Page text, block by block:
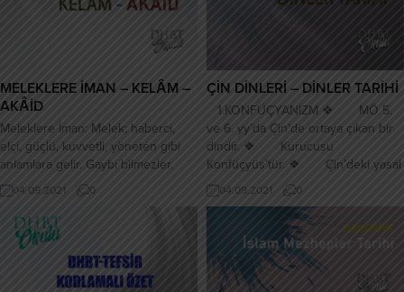
MELEKLERE İMAN – KELÂM –
AKÂİD
Meleklere İman: Melek; haberci,
elçi, güçlü, kuvvetli, yöneten gibi
anlamlara gelir. Gaybı bilmezler.
Mahiyeti bilinmeyen kanatları vardır.
Meleklerin Görevleri Cebrâil (as):
İbranice Gabriel, Cebr, Allah’ın kulu,
Allah’ın gücü Kitab-ı Mukaddes’te
ismi geçer. Dinimizde Ruhu’l-Kuds,
Ruhu’l-Emin, Cibril, Ruh ve Rasül
04.09.2021 0
ÇİN DİNLERİ – DİNLER TARİHİ
1.KONFÜÇYANİZM ❖ MÖ 5.
ve 6. yy’da Çin’de ortaya çıkan bir
dindir. ❖ Kurucusu
Konfüçyüs’tür. ❖ Çin’deki yasal
dinlerden değildir. ❖ Fakat
Çin’de yaygındır. ❖ Geleneksel
Çin Şinizmi’nin kurumsallaşmasıdır.
❖ Konfüçyüs’ün Görüşleri:
❖ Daha çok akla hitap
metodunu kullanmıştır. ❖
04.09.2021 0